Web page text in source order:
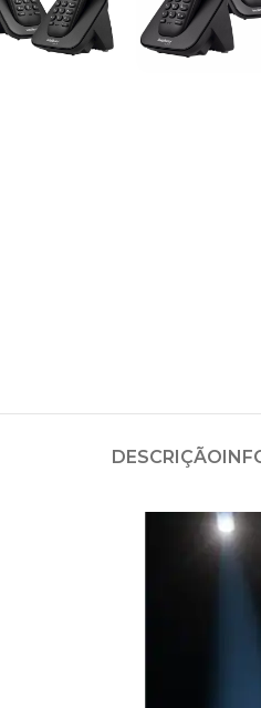
DESCRIÇÃO